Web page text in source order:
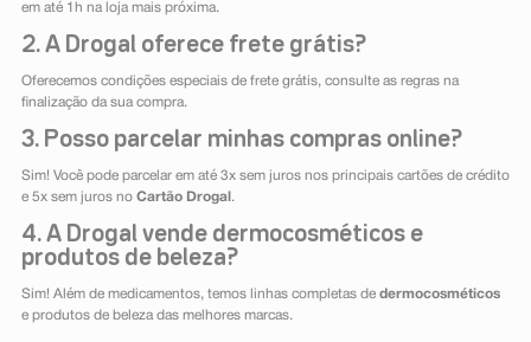
em até 1h na loja mais próxima.
2. A Drogal oferece frete grátis?
Oferecemos condições especiais de frete grátis, consulte as regras na
finalização da sua compra.
3. Posso parcelar minhas compras online?
Sim! Você pode parcelar em até 3x sem juros nos principais cartões de crédito
e 5x sem juros no Cartão Drogal .
4. A Drogal vende dermocosméticos e
produtos de beleza?
Sim! Além de medicamentos, temos linhas completas de dermocosméticos
e produtos de beleza das melhores marcas.